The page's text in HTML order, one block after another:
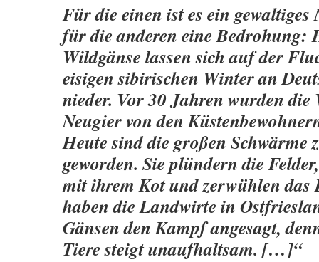
Für die einen ist es ein
für die anderen eine Bedrohung:
Wildgänse lassen sich auf der
eisigen sibirischen Winter an
nieder. Vor 30 Jahren wurden die
Neugier von den
Heute sind die großen Schwärme
geworden. Sie plündern die
mit ihrem Kot und zerwühlen das
haben die Landwirte in
Gänsen den Kampf angesagt,
Tiere steigt unaufhaltsam. […]“